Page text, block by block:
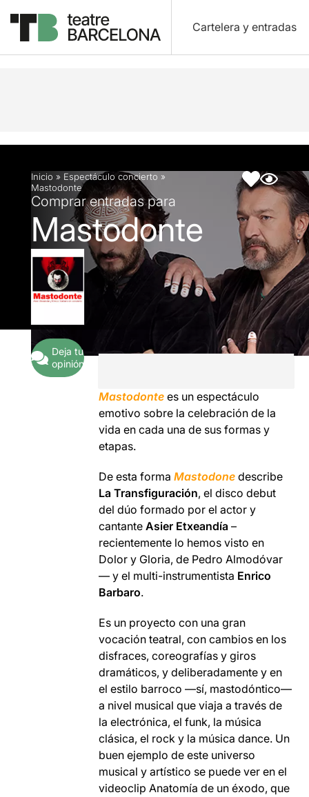
Cartelera y entradas
Descripción Ficha artística
Inicio » Espectáculo concierto »
Mastodonte
Comprar entradas para
Mastodonte
Deja tu
opinión
Mastodonte es un espectáculo
emotivo sobre la celebración de la
vida en cada una de sus formas y
etapas.
De esta formaMastodone describe
La Transfiguración, el disco debut
del dúo formado por el actor y
cantanteAsier Etxeandía –
recientemente lo hemos visto en
Dolor y Gloria, de Pedro Almodóvar
— y el multi-instrumentista Enrico
Barbaro.
Es un proyecto con una gran
vocación teatral, con cambios en los
disfraces, coreografías y giros
dramáticos, y deliberadamente y en
el estilo barroco —sí, mastodóntico—
a nivel musical que viaja a través de
la electrónica, el funk, la música
clásica, el rock y la música dance. Un
buen ejemplo de este universo
musical y artístico se puede ver en el
videoclip Anatomía de un éxodo, que